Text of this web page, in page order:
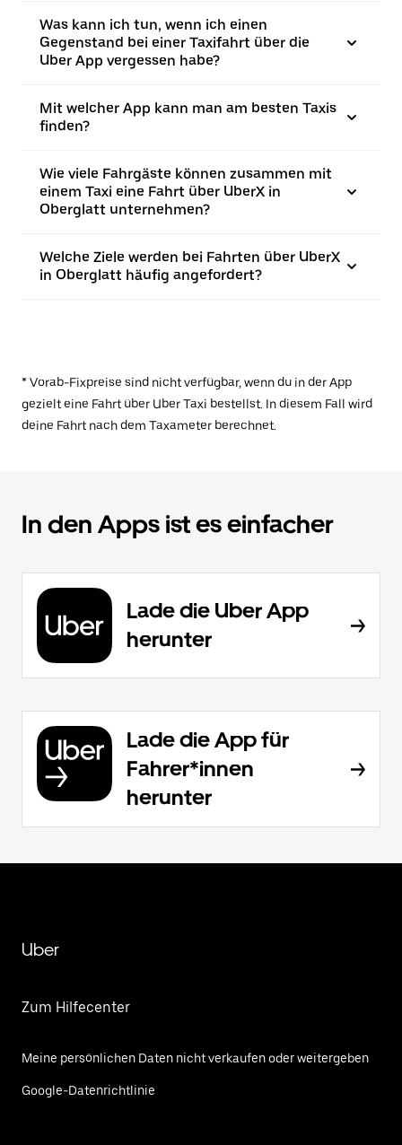
Was kann ich tun, wenn ich einen
Gegenstand bei einer Taxifahrt über die
Uber App vergessen habe?
Mit welcher App kann man am besten Taxis
finden?
Wie viele Fahrgäste können zusammen mit
einem Taxi eine Fahrt über UberX in
Oberglatt unternehmen?
Welche Ziele werden bei Fahrten über UberX
in Oberglatt häufig angefordert?
* Vorab-Fixpreise sind nicht verfügbar, wenn du in der App
gezielt eine Fahrt über Uber Taxi bestellst. In diesem Fall wird
deine Fahrt nach dem Taxameter berechnet.
In den Apps ist es einfacher
Lade die Uber App
herunter
Lade die App für
Fahrer*innen
herunter
Uber
Zum Hilfecenter
Meine persönlichen Daten nicht verkaufen oder weitergeben
Google-Datenrichtlinie